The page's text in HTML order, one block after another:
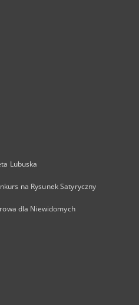
Lubuska
na Rysunek Satyryczny
dla Niewidomych